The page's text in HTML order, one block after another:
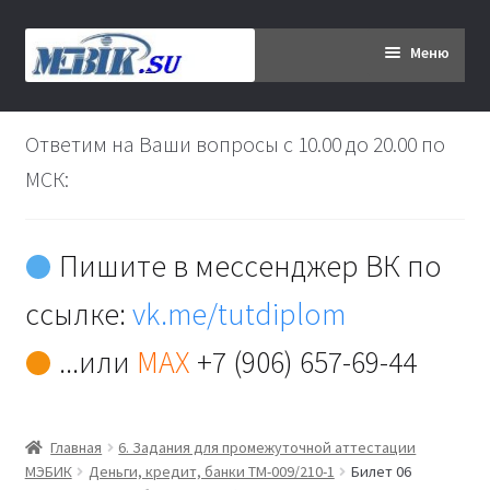
Перейти
к
Перейти
к
Меню
Главная
Дипломникам
Контакты
Ответим на Ваши вопросы с 10.00 до 20.00 по
МСК:
Пишите в мессенджер ВК по
ссылке:vk.me/tutdiplom
...или MAX +7 (906) 657-69-44
Главная
6. Задания для промежуточной аттестации
МЭБИК
Деньги, кредит, банки ТМ-009/210-1
Билет 06